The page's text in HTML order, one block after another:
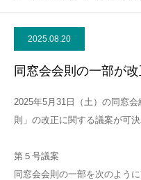
2025.08.20
同窓会会則の一部が改
2025年5月31日（土）の同窓
則」の改正に関する議案が可決
第５号議案
同窓会会則の一部を次のように
会員管理
お問い合わせ